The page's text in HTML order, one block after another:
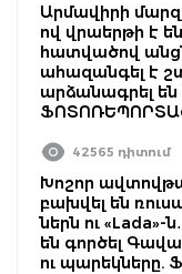
Արմավիրի
ով վրաերթի է
հատվածով
ահազանգել է
արձանագրել են
42565 դիտում
Խոշոր
բախվել են
ներն ու
են գործել
ու